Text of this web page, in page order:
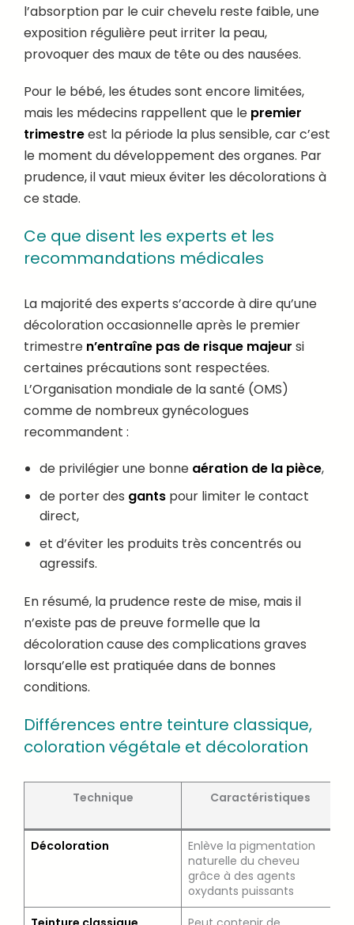
l’absorption par le cuir chevelu reste faible, une
exposition régulière peut irriter la peau,
provoquer des maux de tête ou des nausées.
Pour le bébé, les études sont encore limitées,
mais les médecins rappellent que le premier
trimestreest la période la plus sensible, car c’est
le moment du développement des organes. Par
prudence, il vaut mieux éviter les décolorations à
ce stade.
Ce que disent les experts et les
recommandations médicales
La majorité des experts s’accorde à dire qu’une
décoloration occasionnelle après le premier
trimestre n’entraîne pas de risque majeur si
certaines précautions sont respectées.
L’Organisation mondiale de la santé (OMS)
comme de nombreux gynécologues
recommandent :
de privilégier une bonne aération de la pièce,
de porter des gants pour limiter le contact
direct,
et d’éviter les produits très concentrés ou
agressifs.
En résumé, la prudence reste de mise, mais il
n’existe pas de preuve formelle que la
décoloration cause des complications graves
lorsqu’elle est pratiquée dans de bonnes
conditions.
Différences entre teinture classique,
coloration végétale et décoloration
Technique Caractéristiques
Décoloration
Enlève la pigmentation
naturelle du cheveu
grâce à des agents
oxydants puissants